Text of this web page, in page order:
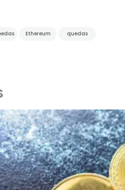
Ethereum
quedas